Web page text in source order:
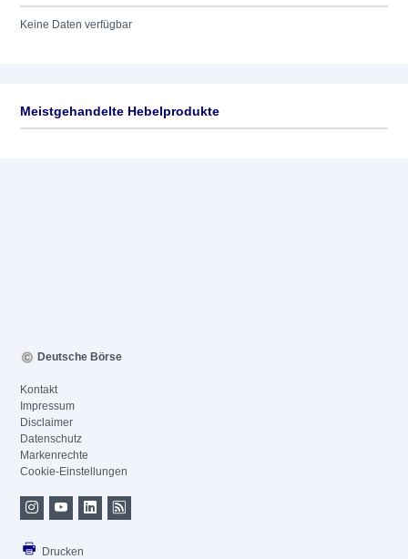
Keine Daten verfügbar
Meistgehandelte Hebelprodukte
Deutsche Börse
Kontakt
Impressum
Disclaimer
Datenschutz
Markenrechte
Cookie-Einstellungen
Drucken